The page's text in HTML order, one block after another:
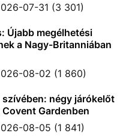
07-31 (3 301)
Újabb megélhetési
a Nagy-Britanniában
08-02 (1 860)
négy járókelőt
Gardenben
08-05 (1 841)